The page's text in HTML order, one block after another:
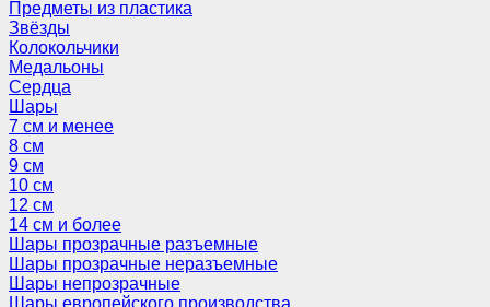
Предметы из пластика
Звёзды
Колокольчики
Медальоны
Сердца
Шары
7 см и менее
8 см
9 см
10 см
12 см
14 см и более
Шары прозрачные разъемные
Шары прозрачные неразъемные
Шары непрозрачные
Шары европейского производства